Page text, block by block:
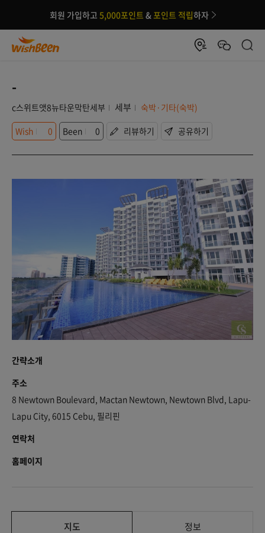
회원 가입하고 5,000포인트 &포인트 적립하자
-
c스위트앳8뉴타운막탄세부 세부
숙박·기타(숙박)
Wish
0 Been 0 리뷰하기 공유하기
간략소개
주소
8 Newtown Boulevard, Mactan Newtown, Newtown Blvd, Lapu-
Lapu City, 6015 Cebu, 필리핀
연락처
홈페이지
지도 정보